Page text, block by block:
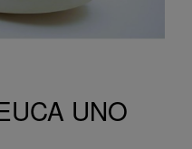
UNO